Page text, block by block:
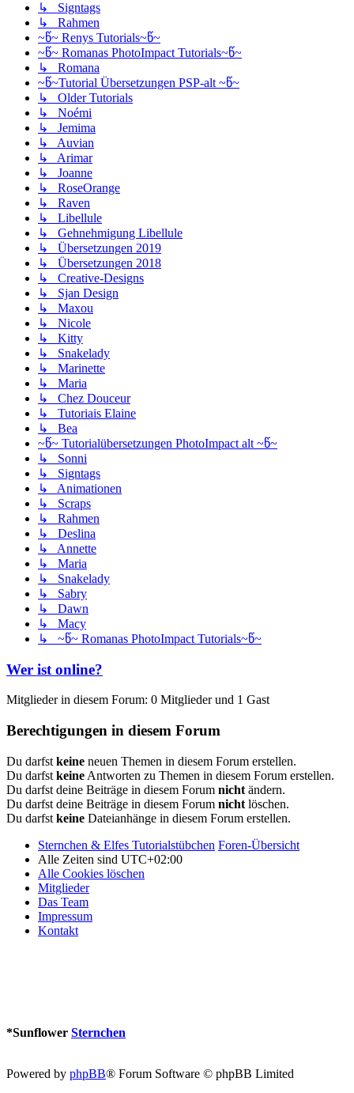
↳ Signtags
↳ Rahmen
~წ~ Renys Tutorials~წ~
~წ~ Romanas PhotoImpact Tutorials~წ~
↳ Romana
~წ~Tutorial Übersetzungen PSP-alt ~წ~
↳ Older Tutorials
↳ Noémi
↳ Jemima
↳ Auvian
↳ Arimar
↳ Joanne
↳ RoseOrange
↳ Raven
↳ Libellule
↳ Gehnehmigung Libellule
↳ Übersetzungen 2019
↳ Übersetzungen 2018
↳ Creative-Designs
↳ Sjan Design
↳ Maxou
↳ Nicole
↳ Kitty
↳ Snakelady
↳ Marinette
↳ Maria
↳ Chez Douceur
↳ Tutoriais Elaine
↳ Bea
~წ~ Tutorialübersetzungen PhotoImpact alt ~წ~
↳ Sonni
↳ Signtags
↳ Animationen
↳ Scraps
↳ Rahmen
↳ Deslina
↳ Annette
↳ Maria
↳ Snakelady
↳ Sabry
↳ Dawn
↳ Macy
↳ ~წ~ Romanas PhotoImpact Tutorials~წ~
Wer ist online?
Mitglieder in diesem Forum: 0 Mitglieder und 1 Gast
Berechtigungen in diesem Forum
Du darfst keine neuen Themen in diesem Forum erstellen.
Du darfst keine Antworten zu Themen in diesem Forum erstellen.
Du darfst deine Beiträge in diesem Forum nicht ändern.
Du darfst deine Beiträge in diesem Forum nicht löschen.
Du darfst keine Dateianhänge in diesem Forum erstellen.
Sternchen & Elfes Tutorialstübchen Foren-Übersicht
Alle Zeiten sind UTC+02:00
Alle Cookies löschen
Mitglieder
Das Team
Impressum
Kontakt
*Sunflower Sternchen
Powered by phpBB® Forum Software © phpBB Limited